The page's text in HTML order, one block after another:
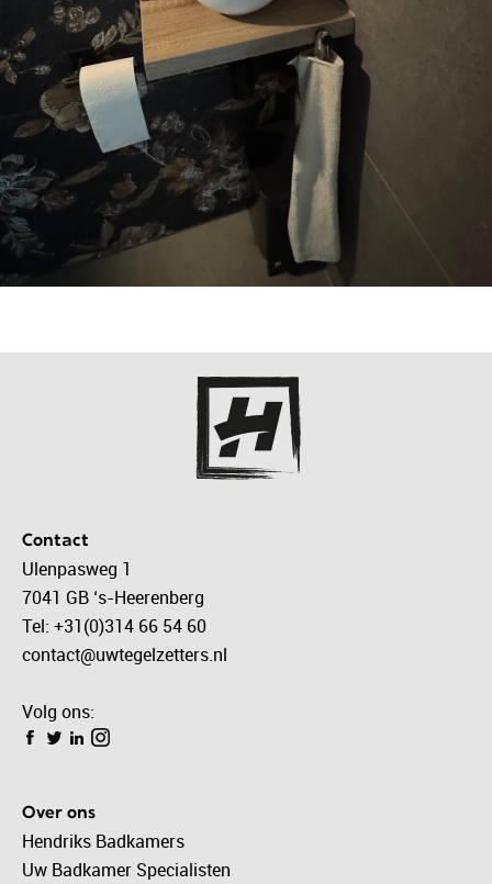
Contact
Ulenpasweg 1
7041 GB ‘s-Heerenberg
Tel: +31(0)314 66 54 60
contact@uwtegelzetters.nl
Volg ons:
Over ons
Hendriks Badkamers
Uw Badkamer Specialisten